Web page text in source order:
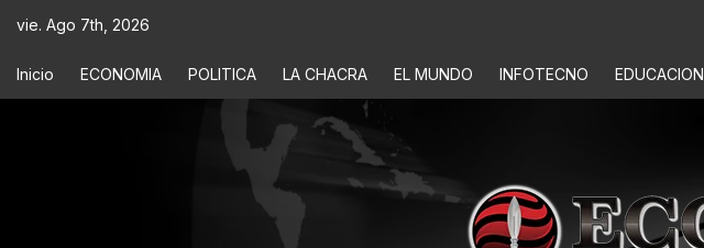
vie. Ago 7th, 2026
Inicio ECONOMIA POLITICA LA CHACRA EL MUNDO INFOTECNO EDUCACION